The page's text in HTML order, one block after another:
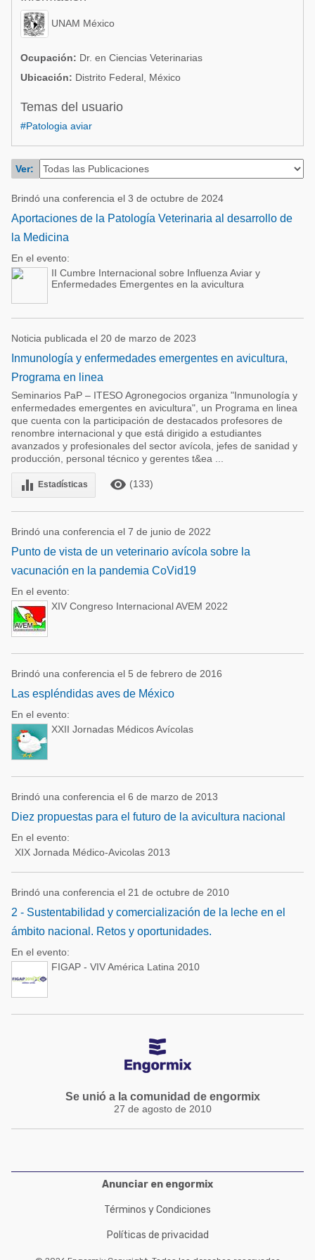
Acuacultura
Micotoxinas
Avicultura
Porcicultura
Lechería
Balanceados - Piensos
Comunidades en portugués
Avicultura
Ganadería
Lechería
UNAM México
Ocupación: Dr. en Ciencias Veterinarias
Ubicación: Distrito Federal, México
Temas del usuario
#Patologia aviar
Ver:
Brindó una conferencia el 3 de octubre de 2024
Aportaciones de la Patología Veterinaria al desarrollo de
la Medicina
En el evento:
II Cumbre Internacional sobre Influenza Aviar y
Enfermedades Emergentes en la avicultura
Noticia publicada el 20 de marzo de 2023
Inmunología y enfermedades emergentes en avicultura,
Programa en linea
Seminarios PaP – ITESO Agronegocios organiza "Inmunología y
enfermedades emergentes en avicultura", un Programa en linea
que cuenta con la participación de destacados profesores de
renombre internacional y que está dirigido a estudiantes
avanzados y profesionales del sector avícola, jefes de sanidad y
producción, personal técnico y gerentes t&ea ...
equalizer Estadísticas remove_red_eye (133)
Brindó una conferencia el 7 de junio de 2022
Punto de vista de un veterinario avícola sobre la
vacunación en la pandemia CoVid19
En el evento:
XIV Congreso Internacional AVEM 2022
Brindó una conferencia el 5 de febrero de 2016
Las espléndidas aves de México
En el evento:
XXII Jornadas Médicos Avícolas
Brindó una conferencia el 6 de marzo de 2013
Diez propuestas para el futuro de la avicultura nacional
En el evento:
XIX Jornada Médico-Avicolas 2013
Brindó una conferencia el 21 de octubre de 2010
2 - Sustentabilidad y comercialización de la leche en el
ámbito nacional. Retos y oportunidades.
En el evento:
FIGAP - VIV América Latina 2010
Se unió a la comunidad de engormix
27 de agosto de 2010
Anunciar en engormix
Términos y Condiciones
Políticas de privacidad